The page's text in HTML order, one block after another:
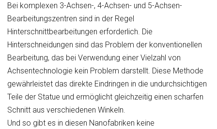
Bei komplexen 3-Achsen-, 4-Achsen- und 5-Achsen-
Bearbeitungszentren sind in der Regel
Hinterschnittbearbeitungen erforderlich. Die
Hinterschneidungen sind das Problem der konventionellen
Bearbeitung, das bei Verwendung einer Vielzahl von
Achsentechnologie kein Problem darstellt. Diese Methode
gewährleistet das direkte Eindringen in die undurchsichtigen
Teile der Statue und ermöglicht gleichzeitig einen scharfen
Schnitt aus verschiedenen Winkeln.
Und so gibt es in diesen Nanofabriken keine